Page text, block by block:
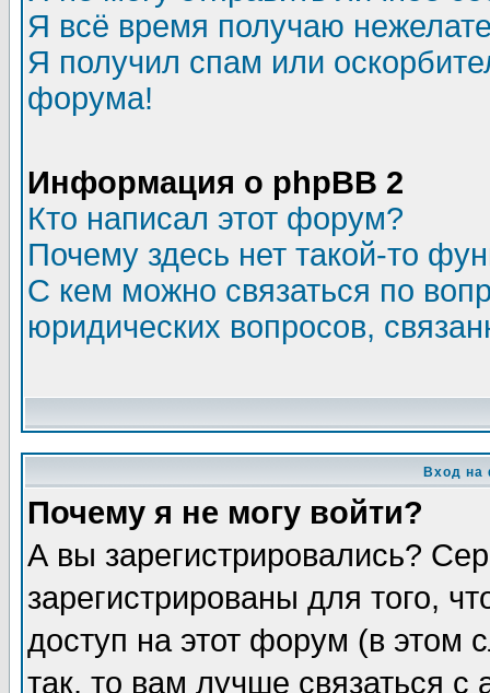
Я всё время получаю
Я получил спам или
форума!
Информация о phpBB 2
Кто написал этот форум?
Почему здесь нет такой-то
С кем можно связаться по
юридических вопросов,
Вход на
Почему я не могу войти?
А вы зарегистрировались?
зарегистрированы для того,
доступ на этот форум (в этом
так, то вам лучше связаться